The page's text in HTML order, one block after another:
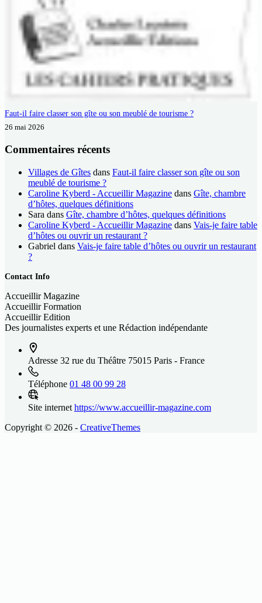
Faut-il faire classer son gîte ou son meublé de tourisme ?
26 mai 2026
Commentaires récents
Villages de Gîtes dans Faut-il faire classer son gîte ou son
meublé de tourisme ?
Caroline Kyberd - Accueillir Magazine dans Gîte, chambre
d’hôtes, quelques définitions
Sara dans Gîte, chambre d’hôtes, quelques définitions
Caroline Kyberd - Accueillir Magazine dans Vais-je faire table
d’hôtes ou ouvrir un restaurant ?
Gabriel dans Vais-je faire table d’hôtes ou ouvrir un restaurant
?
Contact Info
Accueillir Magazine
Accueillir Formation
Accueillir Edition
Des journalistes experts et une Rédaction indépendante
Adresse 32 rue du Théâtre 75015 Paris - France
Téléphone 01 48 00 99 28
Site internet https://www.accueillir-magazine.com
Copyright © 2026 - CreativeThemes